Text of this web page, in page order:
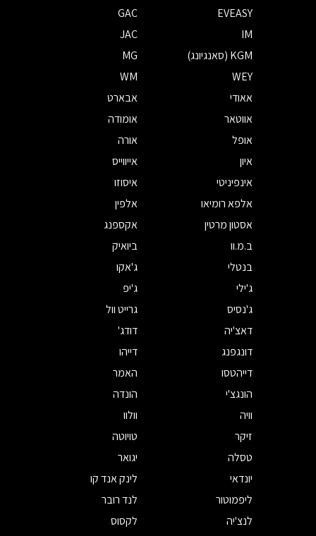
EVEASY
GAC
IM
JAC
KGM (סאנגיונג)
MG
WEY
WM
אאודי
אבארט
אווטאר
אומודה
אופל
אורה
איון
אייווייס
אינפיניטי
איסוזו
אלפא רומיאו
אלפין
אסטון מרטין
אקספנג
ב.מ.וו
ביואיק
בנטלי
ג'אקו
ג'ילי
ג'יפ
ג'נסיס
גרייט וול
דאצ'יה
דודג'
דונגפנג
דייהו
דייהטסו
האמר
הונגצ'י
הונדה
וויה
וולוו
זיקר
טויוטה
טסלה
יגואר
יונדאי
לינק אנד קו
ליפמוטור
לנד רובר
לנצ'יה
לקסוס